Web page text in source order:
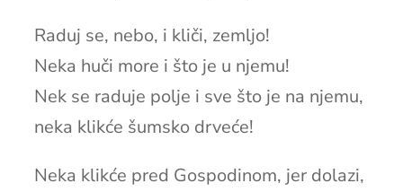
Raduj se, nebo, i kliči, zemljo!
Neka huči more i što je u njemu!
Nek se raduje polje i sve što je na njemu,
neka klikće šumsko drveće!
Neka klikće pred Gospodinom, jer dolazi,